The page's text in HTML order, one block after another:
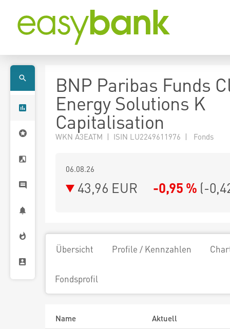
BNP Paribas Funds
Energy Solutions K
Capitalisation
WKN A3EATM | ISIN LU2249611976 | Fonds
06.08.26
43,96 EUR -0,95 % (-
Übersicht Profile / Kennzahlen
Fondsprofil
Name
Aktuell